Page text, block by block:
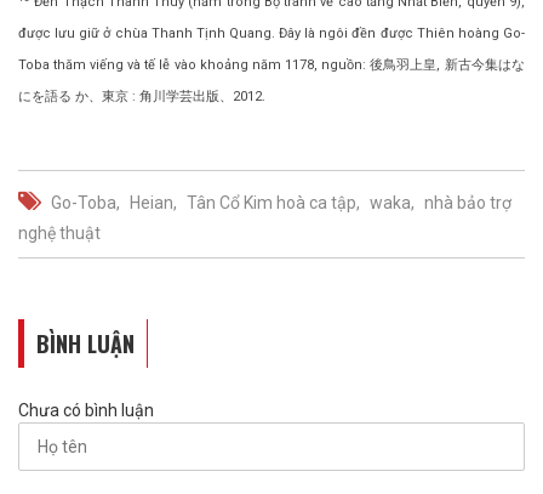
được lưu giữ ở chùa Thanh Tịnh Quang. Đây là ngôi đền được Thiên hoàng Go-
Toba thăm viếng và tế lễ vào khoảng năm 1178, nguồn: 後鳥羽上皇, 新古今集はな
にを語る か、東京 : 角川学芸出版、2012.
Go-Toba Heian Tân Cổ Kim hoà ca tập waka
nhà bảo trợ
nghệ thuật
BÌNH LUẬN
Chưa có bình luận